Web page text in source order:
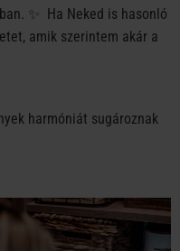
✨ Ha Neked is hasonló
amik szerintem akár a
harmóniát sugároznak